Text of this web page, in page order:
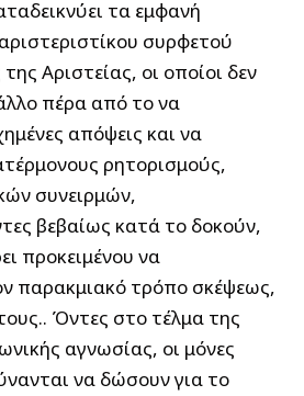
τα εμφανή
συρφετού
Αριστείας, οι οποίοι δεν
πέρα από το να
απόψεις και να
ρητορισμούς,
συνειρμών,
βεβαίως κατά το δοκούν,
προκειμένου να
παρακμιακό τρόπο σκέψεως,
Όντες στο τέλμα της
αγνωσίας, οι μόνες
να δώσουν για το